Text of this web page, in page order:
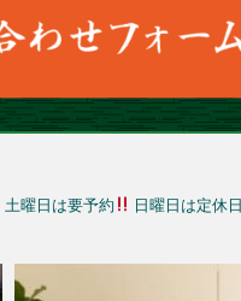
土曜日は要予約 日曜日は定休日